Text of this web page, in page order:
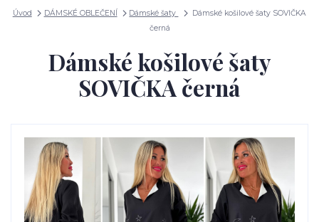
Úvod DÁMSKÉ OBLEČENÍ Dámské šaty
Dámské košilové šaty SOVIČKA
černá
Dámské košilové šaty
SOVIČKA černá